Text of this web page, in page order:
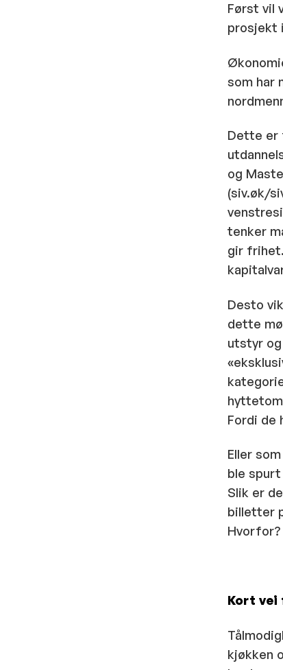
Først vil
prosjekt
som har
Dette er
og
(siv.øk/
tenker
gir
Desto
dette
utstyr
Fordi de
Eller
ble spurt
Slik er
billetter
Hvorfor?
Kort vei
kjøkken